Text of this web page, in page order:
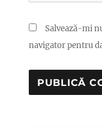
Salvează-mi
navigator pentru